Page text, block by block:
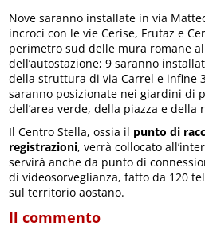
Nove saranno installate in via
incroci con le vie Cerise, Frutaz e
perimetro sud delle mura romane
dell’autostazione; 9 saranno
della struttura di via Carrel e infine
saranno posizionate nei giardini di
dell’area verde, della piazza e della
Il Centro Stella, ossia il punto di
registrazioni, verrà collocato
servirà anche da punto di
di videosorveglianza, fatto da 120
sul territorio aostano.
Il commento